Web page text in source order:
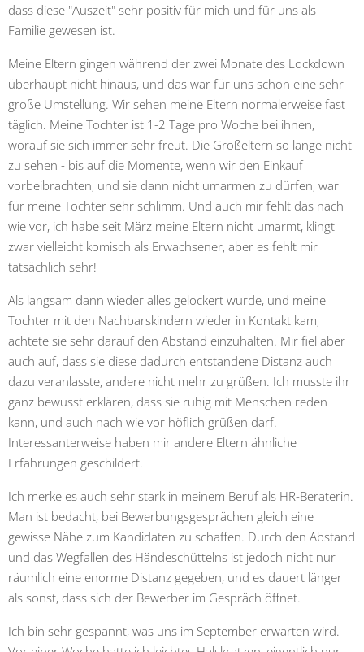
dass diese "Auszeit" sehr positiv für mich und für uns als
Familie gewesen ist.
Meine Eltern gingen während der zwei Monate des Lockdown
überhaupt nicht hinaus, und das war für uns schon eine sehr
große Umstellung. Wir sehen meine Eltern normalerweise fast
täglich. Meine Tochter ist 1-2 Tage pro Woche bei ihnen,
worauf sie sich immer sehr freut. Die Großeltern so lange nicht
zu sehen - bis auf die Momente, wenn wir den Einkauf
vorbeibrachten, und sie dann nicht umarmen zu dürfen, war
für meine Tochter sehr schlimm. Und auch mir fehlt das nach
wie vor, ich habe seit März meine Eltern nicht umarmt, klingt
zwar vielleicht komisch als Erwachsener, aber es fehlt mir
tatsächlich sehr!
Als langsam dann wieder alles gelockert wurde, und meine
Tochter mit den Nachbarskindern wieder in Kontakt kam,
achtete sie sehr darauf den Abstand einzuhalten. Mir fiel aber
auch auf, dass sie diese dadurch entstandene Distanz auch
dazu veranlasste, andere nicht mehr zu grüßen. Ich musste ihr
ganz bewusst erklären, dass sie ruhig mit Menschen reden
kann, und auch nach wie vor höflich grüßen darf.
Interessanterweise haben mir andere Eltern ähnliche
Erfahrungen geschildert.
Ich merke es auch sehr stark in meinem Beruf als HR-Beraterin.
Man ist bedacht, bei Bewerbungsgesprächen gleich eine
gewisse Nähe zum Kandidaten zu schaffen. Durch den Abstand
und das Wegfallen des Händeschüttelns ist jedoch nicht nur
räumlich eine enorme Distanz gegeben, und es dauert länger
als sonst, dass sich der Bewerber im Gespräch öffnet.
Ich bin sehr gespannt, was uns im September erwarten wird.